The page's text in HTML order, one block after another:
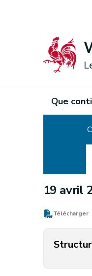
Que
19 avril
Télécharger